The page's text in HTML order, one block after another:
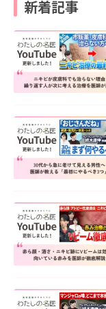
新着記事